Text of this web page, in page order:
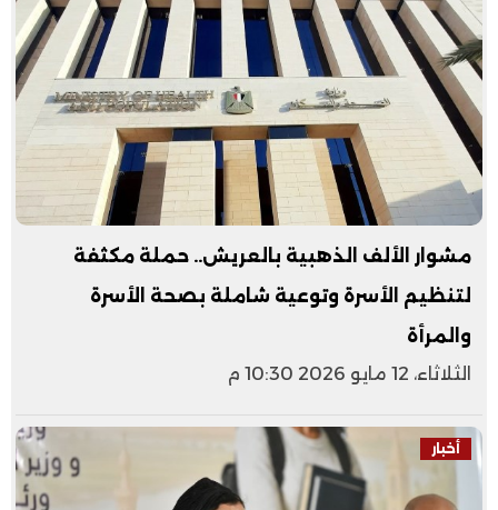
مشوار الألف الذهبية بالعريش.. حملة مكثفة
لتنظيم الأسرة وتوعية شاملة بصحة الأسرة
والمرأة
الثلاثاء، 12 مايو 2026 10:30 م
أخبار